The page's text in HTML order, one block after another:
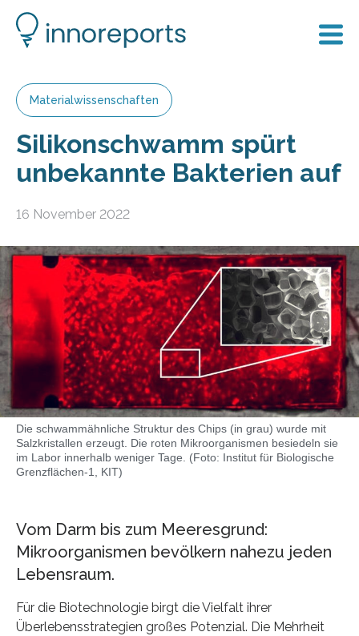
Materialwissenschaften
Silikonschwamm spürt
unbekannte Bakterien auf
16 November 2022
Die schwammähnliche Struktur des Chips (in grau) wurde mit
Salzkristallen erzeugt. Die roten Mikroorganismen besiedeln sie
im Labor innerhalb weniger Tage. (Foto: Institut für Biologische
Grenzflächen-1, KIT)
Vom Darm bis zum Meeresgrund:
Mikroorganismen bevölkern nahezu jeden
Lebensraum.
Für die Biotechnologie birgt die Vielfalt ihrer
Überlebensstrategien großes Potenzial. Die Mehrheit